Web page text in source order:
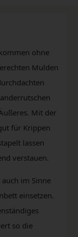
ohne
Mulden
Mit der
für Krippen
lassen
verstauen.
im Sinne
einsetzen.
so die